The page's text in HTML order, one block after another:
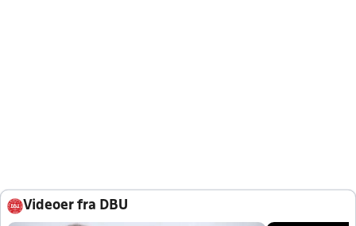
Videoer fra DBU